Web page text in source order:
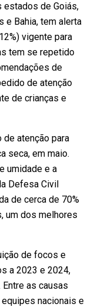
estados de Goiás,
e Bahia, tem alerta
vigente para
tem se repetido
de
de atenção
de crianças e
atenção para
seca, em maio.
umidade e a
Defesa Civil
de cerca de 70%
um dos melhores
de focos e
a 2023 e 2024,
as causas
nacionais e